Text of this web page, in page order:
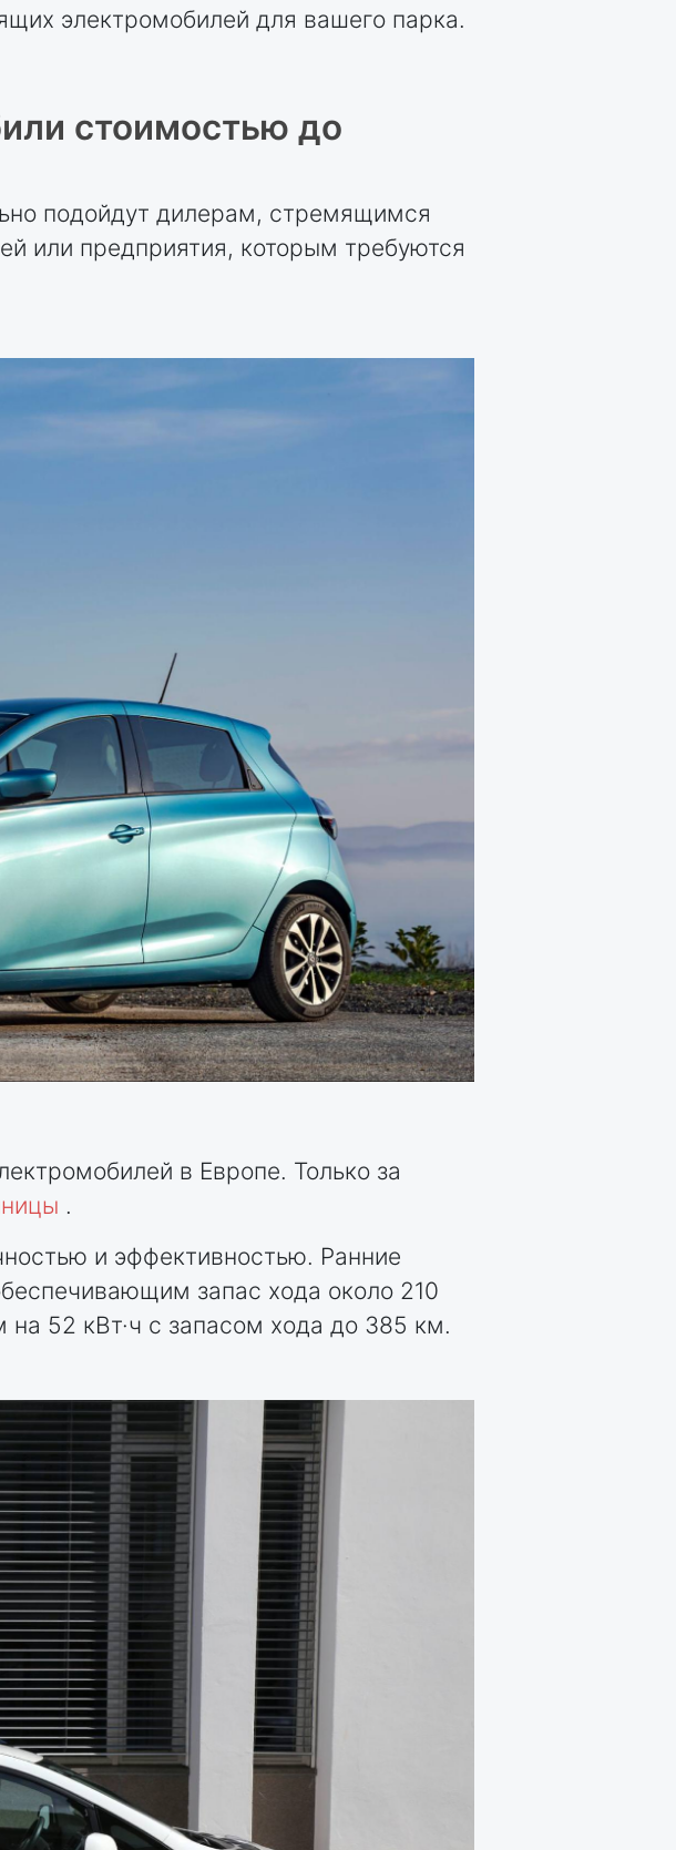
электромобилей для вашего парка.
стоимостью до
подойдут дилерам, стремящимся
или предприятия, которым требуются
в Европе. Только за
.
и эффективностью. Ранние
запас хода около 210
52 кВт·ч с запасом хода до 385 км.